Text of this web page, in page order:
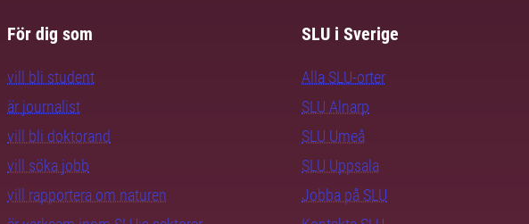
För dig som
vill bli student
är journalist
vill bli doktorand
vill söka jobb
vill rapportera om naturen
SLU i Sverige
Alla SLU-orter
SLU Alnarp
SLU Umeå
SLU Uppsala
Jobba på SLU